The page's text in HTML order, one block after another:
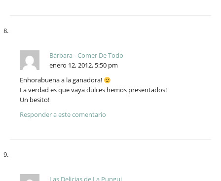
Bárbara - Comer De Todo
enero 12, 2012, 5:50 pm
Enhorabuena a la ganadora!
La verdad es que vaya dulces hemos presentados!
Un besito!
Responder a este comentario
Las Delicias de La Pungui